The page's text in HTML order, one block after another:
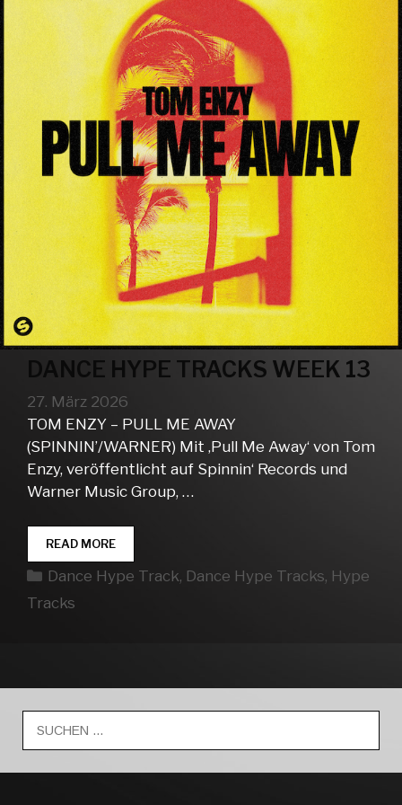
DANCE HYPE TRACKS WEEK 13
27. März 2026
TOM ENZY – PULL ME AWAY
(SPINNIN’/WARNER) Mit ‚Pull Me Away‘ von Tom
Enzy, veröffentlicht auf Spinnin‘ Records und
Warner Music Group, …
READ MOREDANCE
HYPE
TRACKS
Kategorien
Dance Hype Track, Dance Hype Tracks, Hype
Tracks
nach: